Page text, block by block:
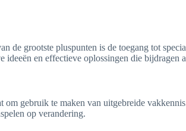
de grootste pluspunten is de toegang tot
en effectieve oplossingen die bijdragen
om gebruik te maken van uitgebreide
op verandering.